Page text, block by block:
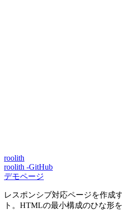
roolith
roolith -GitHub
デモページ
レスポンシブ対応ページを作成
ト。HTMLの最小構成のひな形